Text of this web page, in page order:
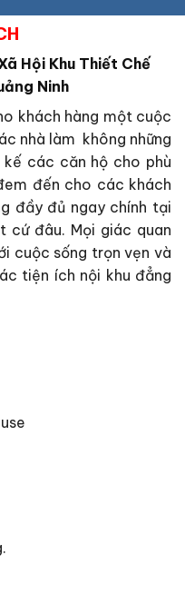
Hội Khu Thiết Chế
Ninh
khách hàng một cuộc
nhà làm không những
các căn hộ cho phù
đến cho các khách
đầy đủ ngay chính tại
cứ đâu. Mọi giác quan
cuộc sống trọn vẹn và
tiện ích nội khu đẳng